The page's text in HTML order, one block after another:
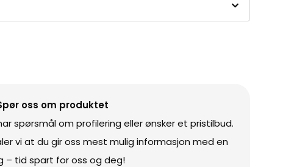
oss om produktet
spørsmål om profilering eller ønsker et pristilbud.
vi at du gir oss mest mulig informasjon med en
– tid spart for oss og deg!